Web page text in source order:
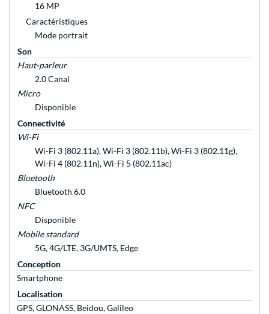
16 MP
Caractéristiques
Mode portrait
Son
Haut-parleur
2.0 Canal
Micro
Disponible
Connectivité
Wi-Fi
Wi-Fi 3 (802.11a), Wi-Fi 3 (802.11b), Wi-Fi 3 (802.11g),
Wi-Fi 4 (802.11n), Wi-Fi 5 (802.11ac)
Bluetooth
Bluetooth 6.0
NFC
Disponible
Mobile standard
5G, 4G/LTE, 3G/UMTS, Edge
Conception
Smartphone
Localisation
GPS, GLONASS, Beidou, Galileo